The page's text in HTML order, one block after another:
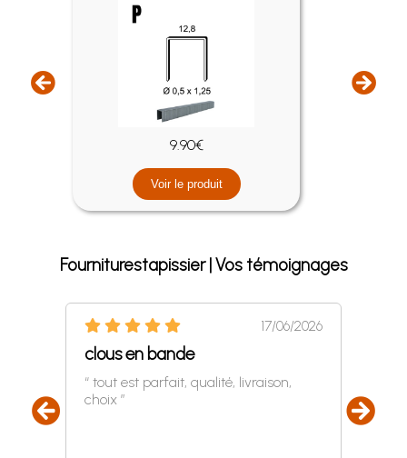
9.90€
Voir le produit
Fourniturestapissier | Vos témoignages
17/06/2026
clous en bande
“ tout est parfait, qualité, livraison,
choix ”
et